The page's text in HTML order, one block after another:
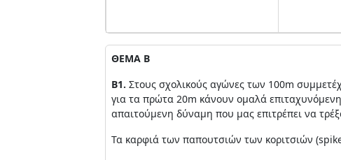
ΘΕΜΑ Β
Β1. Στους σχολικούς αγώνες των 100m
για τα πρώτα 20m κάνουν ομαλά
απαιτούμενη δύναμη που μας επιτρέπει να
Τα καρφιά των παπουτσιών των κοριτσιών